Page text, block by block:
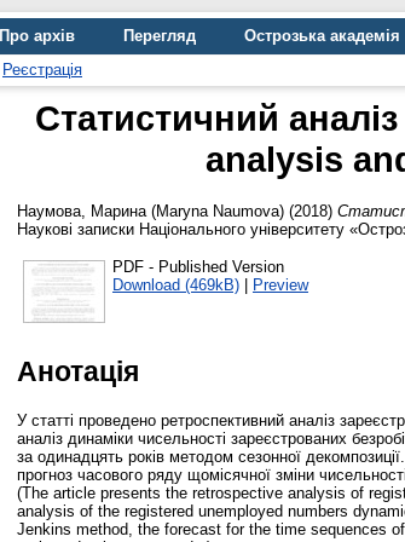
Про архів Перегляд
Острозька академія
Реєстрація
Cтатистичний
analysis
Наумова, Марина (Maryna Naumova) (2018)
Наукові записки Національного університету
PDF - Published Version
Download (469kB) | Preview
Анотація
У статті проведено ретроспективний аналіз
аналіз динаміки чисельності зареєстрованих
за одинадцять років методом сезонної
прогноз часового ряду щомісячної зміни
(The article presents the retrospective analysis of
analysis of the registered unemployed numbers
Jenkins method, the forecast for the time sequences